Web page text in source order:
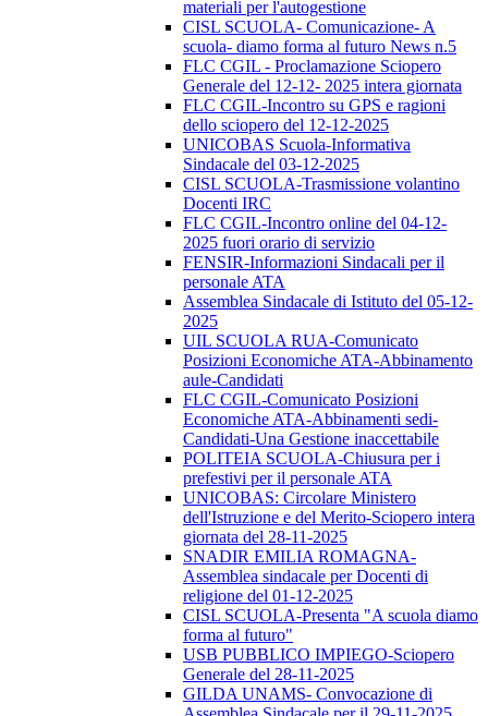
materiali per l'autogestione
CISL SCUOLA- Comunicazione- A
scuola- diamo forma al futuro News n.5
FLC CGIL - Proclamazione Sciopero
Generale del 12-12- 2025 intera giornata
FLC CGIL-Incontro su GPS e ragioni
dello sciopero del 12-12-2025
UNICOBAS Scuola-Informativa
Sindacale del 03-12-2025
CISL SCUOLA-Trasmissione volantino
Docenti IRC
FLC CGIL-Incontro online del 04-12-
2025 fuori orario di servizio
FENSIR-Informazioni Sindacali per il
personale ATA
Assemblea Sindacale di Istituto del 05-12-
2025
UIL SCUOLA RUA-Comunicato
Posizioni Economiche ATA-Abbinamento
aule-Candidati
FLC CGIL-Comunicato Posizioni
Economiche ATA-Abbinamenti sedi-
Candidati-Una Gestione inaccettabile
POLITEIA SCUOLA-Chiusura per i
prefestivi per il personale ATA
UNICOBAS: Circolare Ministero
dell'Istruzione e del Merito-Sciopero intera
giornata del 28-11-2025
SNADIR EMILIA ROMAGNA-
Assemblea sindacale per Docenti di
religione del 01-12-2025
CISL SCUOLA-Presenta "A scuola diamo
forma al futuro"
USB PUBBLICO IMPIEGO-Sciopero
Generale del 28-11-2025
GILDA UNAMS- Convocazione di